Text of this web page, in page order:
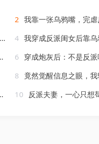
2 我靠一张乌鸦嘴，完
4 我穿成反派闺女后靠乌
6 穿成炮灰后：不是反派吗？怎么要抱抱第
8 竟然觉醒信息之眼，我转
10 反派夫妻，一心只想苟全性